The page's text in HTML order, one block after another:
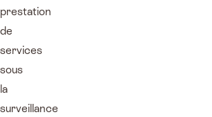
prestation
de
services
sous
la
surveillance